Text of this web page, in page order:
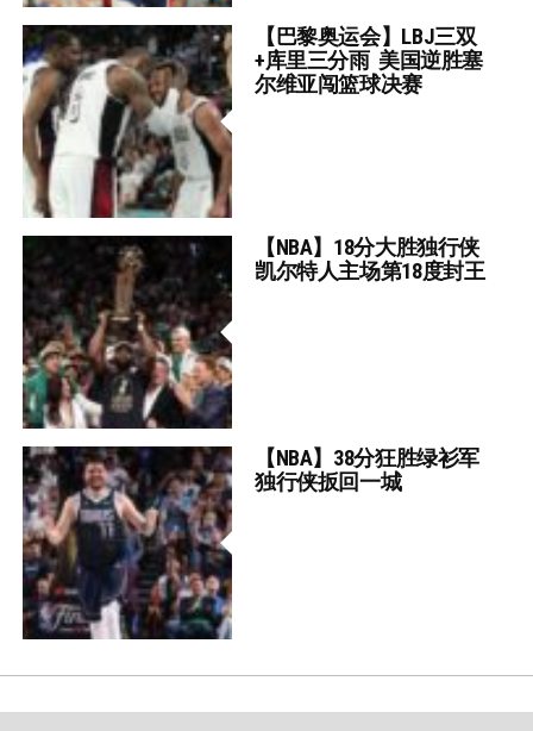
【巴黎奥运会】LBJ三双
+库里三分雨 美国逆胜塞
尔维亚闯篮球决赛
【NBA】18分大胜独行侠
凯尔特人主场第18度封王
【NBA】38分狂胜绿衫军
独行侠扳回一城